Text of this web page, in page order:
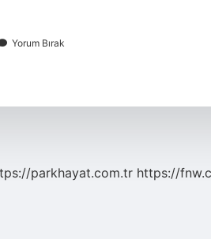
Yorum Bırak
parkhayat.com.tr https://